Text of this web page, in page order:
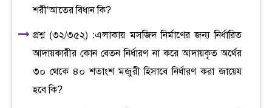
শরী‘আতের বিধান কি?
প্রশ্ন (৩২/৩৫২) :এলাকায় মসজিদ নির্মাণের জন্য নির্ধারিত
আদায়কারীর কোন বেতন নির্ধারণ না করে আদায়কৃত অর্থের
৩০ থেকে ৪০ শতাংশ মজুরী হিসাবে নির্ধারণ করা জায়েয
হবে কি?